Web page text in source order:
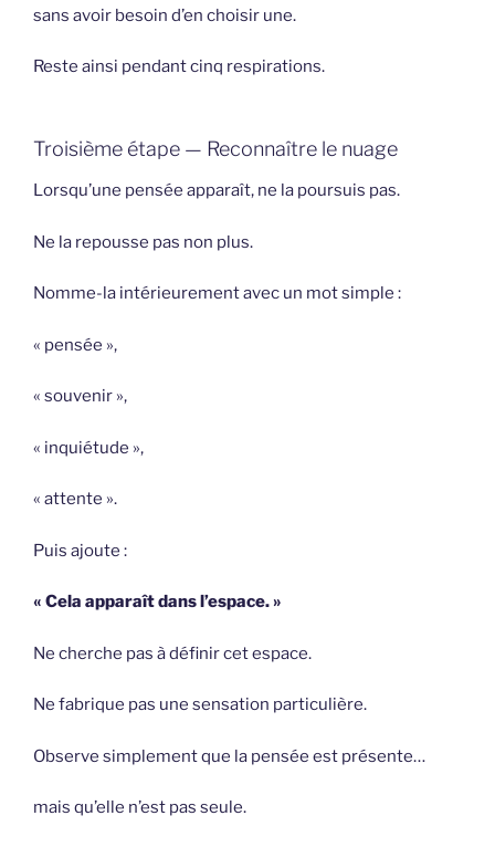
sans avoir besoin d’en choisir une.
Reste ainsi pendant cinq respirations.
Troisième étape — Reconnaître le nuage
Lorsqu’une pensée apparaît, ne la poursuis pas.
Ne la repousse pas non plus.
Nomme-la intérieurement avec un mot simple :
« pensée »,
« souvenir »,
« inquiétude »,
« attente ».
Puis ajoute :
« Cela apparaît dans l’espace. »
Ne cherche pas à définir cet espace.
Ne fabrique pas une sensation particulière.
Observe simplement que la pensée est présente…
mais qu’elle n’est pas seule.